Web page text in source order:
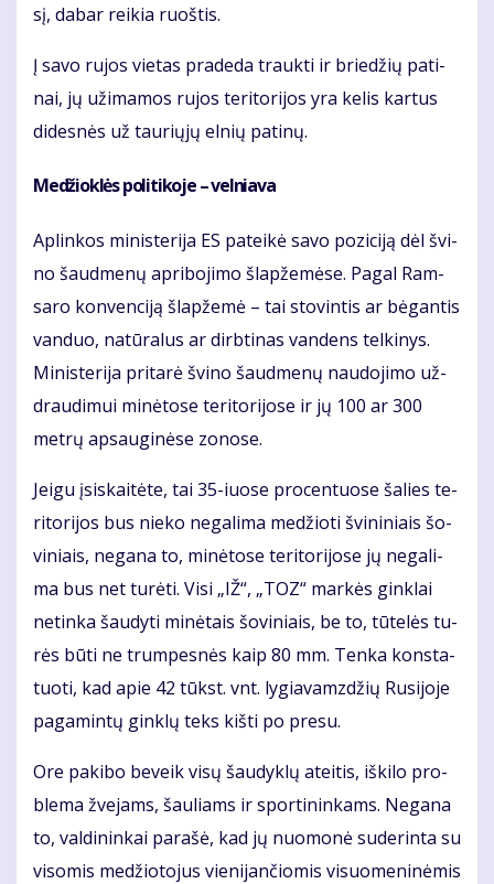
sį, da­bar rei­kia ruoš­tis.
Į sa­vo ru­jos vie­tas pra­de­da trauk­ti ir brie­džių pa­ti­
nai, jų už­ima­mos ru­jos te­ri­to­ri­jos yra ke­lis kar­tus
di­des­nės už tau­rių­jų el­nių pa­ti­nų.
Me­džiok­lės po­li­ti­ko­je – vel­nia­va
Ap­lin­kos mi­nis­te­ri­ja ES pa­tei­kė sa­vo po­zi­ci­ją dėl švi­
no šaud­me­nų ap­ri­bo­ji­mo šlap­že­mė­se. Pa­gal Ram­
sa­ro kon­ven­ci­ją šlap­že­mė – tai sto­vin­tis ar bė­gan­tis
van­duo, na­tū­ra­lus ar dirb­ti­nas van­dens tel­ki­nys.
Mi­nis­te­ri­ja pri­ta­rė švi­no šaud­me­nų nau­do­ji­mo už­
drau­di­mui mi­nė­to­se te­ri­to­ri­jo­se ir jų 100 ar 300
met­rų ap­sau­gi­nė­se zo­no­se.
Jei­gu įsi­skai­tė­te, tai 35-iuo­se pro­cen­tuo­se ša­lies te­
ri­to­ri­jos bus nie­ko ne­ga­li­ma me­džio­ti švi­ni­niais šo­
vi­niais, ne­ga­na to, mi­nė­to­se te­ri­to­ri­jo­se jų ne­ga­li­
ma bus net tu­rė­ti. Vi­si „IŽ“, „TOZ“ mar­kės gin­klai
ne­tin­ka šau­dy­ti mi­nė­tais šo­vi­niais, be to, tū­te­lės tu­
rės bū­ti ne trum­pes­nės kaip 80 mm. Ten­ka kon­sta­
tuo­ti, kad apie 42 tūkst. vnt. ly­gia­vamz­džių Ru­si­jo­je
pa­ga­min­tų gin­klų teks kiš­ti po pre­su.
Ore pa­ki­bo be­veik vi­sų šau­dyk­lų at­ei­tis, iš­ki­lo pro­
ble­ma žve­jams, šau­liams ir spor­ti­nin­kams. Ne­ga­na
to, val­di­nin­kai pa­ra­šė, kad jų nuo­mo­nė su­de­rin­ta su
vi­so­mis me­džio­to­jus vie­ni­jan­čio­mis vi­suo­me­ni­nė­mis